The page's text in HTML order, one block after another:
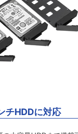
チHDDに対応